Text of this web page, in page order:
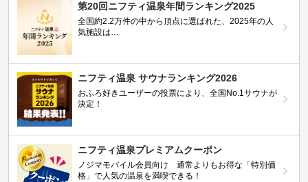
第20回ニフティ温泉年間ランキング2025
全国約2.2万件の中から頂点に選ばれた、2025年の人
気施設は…
ニフティ温泉 サウナランキング2026
おふろ好きユーザーの投票により、全国No.1サウナが
決定！
ニフティ温泉プレミアムクーポン
ノジマモバイル会員向け 通常よりもお得な「特別価
格」で人気の温泉を満喫できる！